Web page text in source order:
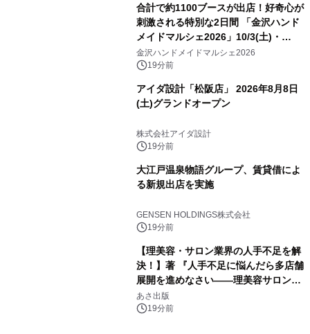
合計で約1100ブースが出店！好奇心が
刺激される特別な2日間 「金沢ハンド
メイドマルシェ2026」10/3(土)・
10/4(日)開催
金沢ハンドメイドマルシェ2026
19分前
アイダ設計「松阪店」 2026年8月8日
(土)グランドオープン
株式会社アイダ設計
19分前
大江戸温泉物語グループ、賃貸借によ
る新規出店を実施
GENSEN HOLDINGS株式会社
19分前
【理美容・サロン業界の人手不足を解
決！】著 『人手不足に悩んだら多店舗
展開を進めなさい――理美容サロン
「多店舗展開」の教科書』2026年8月
24日（月）発売
あさ出版
19分前